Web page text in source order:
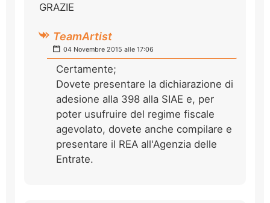
GRAZIE
TeamArtist
04 Novembre 2015 alle 17:06
Certamente;
Dovete presentare la dichiarazione di
adesione alla 398 alla SIAE e, per
poter usufruire del regime fiscale
agevolato, dovete anche compilare e
presentare il REA all'Agenzia delle
Entrate.